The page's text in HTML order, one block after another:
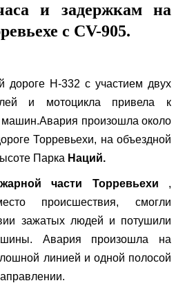
и задержкам на
с CV-905.
дороге Н-332 с участием двух
и мотоцикла привела к
машин.Авария произошла около
Торревьехи, на объездной
Парка Наций.
части Торревьехи ,
происшествия, смогли
зажатых людей и потушили
Авария произошла на
линией и одной полосой